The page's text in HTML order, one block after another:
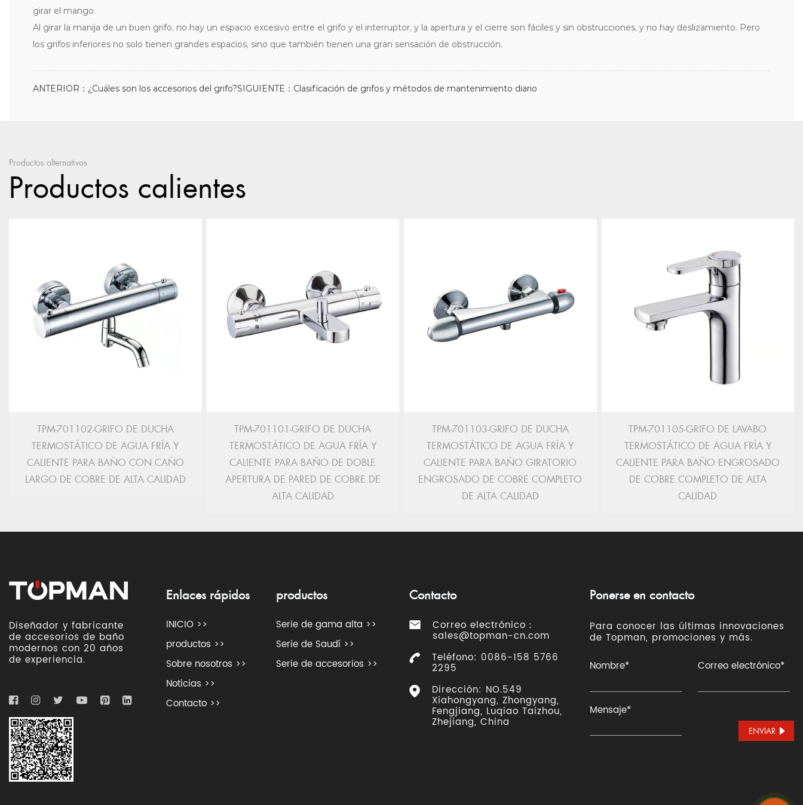
girar el mango
Al girar la manija de un buen grifo, no hay un espacio excesivo entre el grifo y el interruptor, y la apertura y el cierre son fáciles y sin obstrucciones, y no hay deslizamiento. Pero
los grifos inferiores no solo tienen grandes espacios, sino que también tienen una gran sensación de obstrucción.
ANTERIOR：¿Cuáles son los accesorios del grifo?SIGUIENTE：Clasificación de grifos y métodos de mantenimiento diario
Productos alternativos
Productos calientes
TPM-701102-GRIFO DE DUCHA
TERMOSTÁTICO DE AGUA FRÍA Y
CALIENTE PARA BAÑO CON CAÑO
LARGO DE COBRE DE ALTA CALIDAD
TPM-701101-GRIFO DE DUCHA
TERMOSTÁTICO DE AGUA FRÍA Y
CALIENTE PARA BAÑO DE DOBLE
APERTURA DE PARED DE COBRE DE
ALTA CALIDAD
TPM-701103-GRIFO DE DUCHA
TERMOSTÁTICO DE AGUA FRÍA Y
CALIENTE PARA BAÑO GIRATORIO
ENGROSADO DE COBRE COMPLETO
DE ALTA CALIDAD
TPM-701105-GRIFO DE LAVABO
TERMOSTÁTICO DE AGUA FRÍA Y
CALIENTE PARA BAÑO ENGROSADO
DE COBRE COMPLETO DE ALTA
CALIDAD
Diseñador y fabricante
de accesorios de baño
modernos con 20 años
de experiencia.
Enlaces rápidos
INICIO >>
productos >>
Sobre nosotros >>
Noticias >>
Contacto >>
productos
Serie de gama alta >>
Serie de Saudí >>
Serie de accesorios >>
Contacto
Correo electrónico：
sales@topman-cn.com
Teléfono: 0086-158 5766
2295
Dirección: NO.549
Xiahongyang, Zhongyang,
Fengjiang, Luqiao Taizhou,
Zhejiang, China
Ponerse en contacto
Para conocer las últimas innovaciones
de Topman, promociones y más.
ENVIAR